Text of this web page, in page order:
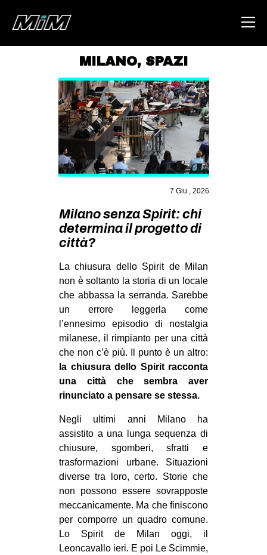
ABOUT
AREA
DEGENERAZIONE
GAZA FREESTYLE
CSOA LAMBRETTA
MSM
STUDENTI TSUNAMI
MILANO
MOBILITAZIONI
SPAZI
SPORT POPOLARE
MOVIMENTI
AMBIENTE
ANTIFASCISMO
DIRITTO ALL’ABITARE
GENERI
MIGRAZIONI
PRECARIATO
REPRESSIONE
STUDENTI
CULTURE
MILANO, SPAZI
7 Giu , 2026
Milano senza Spirit: chi
determina il progetto di
città?
La chiusura dello Spirit de Milan
non è soltanto la storia di un locale
che abbassa la serranda. Sarebbe
un errore leggerla come
l’ennesimo episodio di nostalgia
milanese, il rimpianto per una città
che non c’è più. Il punto è un altro:
la chiusura dello Spirit racconta
una città che sembra aver
rinunciato a pensare se stessa.
Negli ultimi anni Milano ha
assistito a una lunga sequenza di
chiusure, sgomberi, sfratti e
trasformazioni urbane. Situazioni
diverse tra loro, certo. Storie che
non possono essere sovrapposte
meccanicamente. Ma che finiscono
per comporre un quadro comune.
Lo Spirit de Milan oggi, il
Leoncavallo ieri. E poi Le Scimmie,